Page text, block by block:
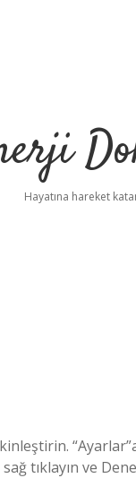
Hayatına hareket
tıklayın ve